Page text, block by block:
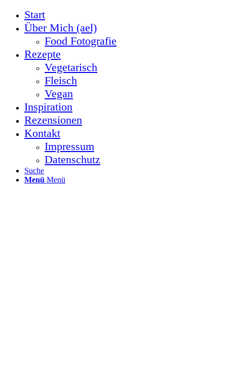
Start
Über Mich (ael)
Food Fotografie
Rezepte
Vegetarisch
Fleisch
Vegan
Inspiration
Rezensionen
Kontakt
Impressum
Datenschutz
Suche
Menü Menü